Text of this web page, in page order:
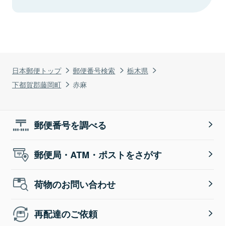
日本郵便トップ 郵便番号検索
栃木県
下都賀郡藤岡町
赤麻
郵便番号を調べる
郵便局・ATM・ポストをさがす
荷物のお問い合わせ
再配達のご依頼